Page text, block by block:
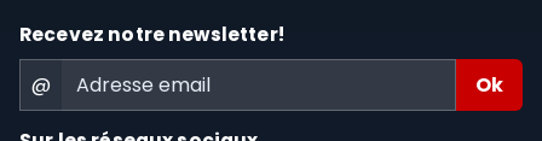
Recevez notre newsletter!
@